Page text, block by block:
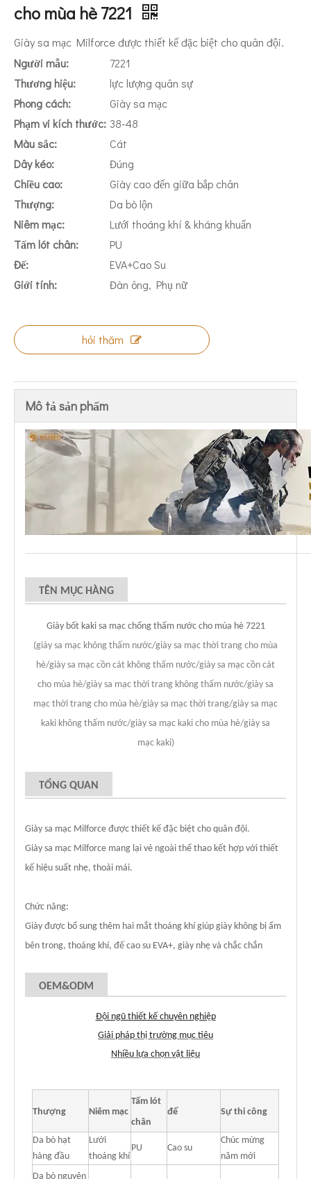
cho mùa hè 7221
Giày sa mạc Milforce được thiết kế đặc biệt cho quân đội.
Người mẫu:
7221
Thương hiệu:
lực lượng quân sự
Phong cách:
Giày sa mạc
Phạm vi kích thước: 38-48
Màu sắc:
Cát
Dây kéo:
Đúng
Chiều cao:
Giày cao đến giữa bắp chân
Thượng:
Da bò lộn
Niêm mạc:
Lưới thoáng khí & kháng khuẩn
Tấm lót chân:
PU
Đế:
EVA+Cao Su
Giới tính:
Đàn ông, Phụ nữ
hỏi thăm
Mô tả sản phẩm
TÊN MỤC HÀNG
Giày bốt kaki sa mạc chống thấm nước cho mùa hè 7221
(giày sa mạc không thấm nước/giày sa mạc thời trang cho mùa
hè/giày sa mạc cồn cát không thấm nước/giày sa mạc cồn cát
cho mùa hè/giày sa mạc thời trang không thấm nước/giày sa
mạc thời trang cho mùa hè/giày sa mạc thời trang/giày sa mạc
kaki không thấm nước/giày sa mạc kaki cho mùa hè/giày sa
mạc kaki)
TỔNG QUAN
Giày sa mạc Milforce được thiết kế đặc biệt cho quân đội.
Giày sa mạc Milforce mang lại vẻ ngoài thể thao kết hợp với thiết
kế hiệu suất nhẹ, thoải mái.
Chức năng:
Giày được bổ sung thêm hai mắt thoáng khí giúp giày không bị ẩm
bên trong, thoáng khí, đế cao su EVA+, giày nhẹ và chắc chắn
OEM&ODM
Đội ngũ thiết kế chuyên nghiệp
Giải pháp thị trường mục tiêu
Nhiều lựa chọn vật liệu
Thượng Niêm mạc
Tấm lót
chân
đế Sự thi công
Da bò hạt
hàng đầu
Lưới
thoáng khí
PU Cao su
Chúc mừng
năm mới
Da bò nguyên